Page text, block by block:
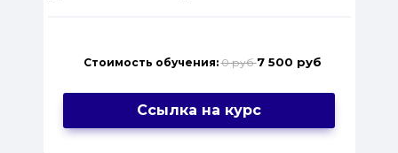
Стоимость обучения: 0 руб7 500 руб
Ссылка на курс